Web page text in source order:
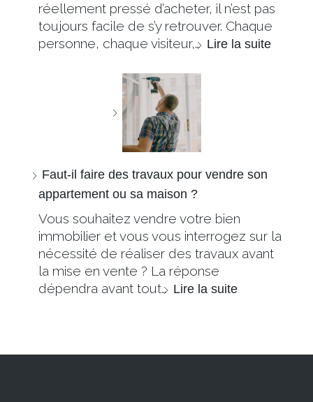
réellement pressé d’acheter, il n’est pas
toujours facile de s’y retrouver. Chaque
personne, chaque visiteur,… Lire la suite
Faut-il faire des travaux pour vendre son
appartement ou sa maison ?
Vous souhaitez vendre votre bien
immobilier et vous vous interrogez sur la
nécessité de réaliser des travaux avant
la mise en vente ? La réponse
dépendra avant tout… Lire la suite